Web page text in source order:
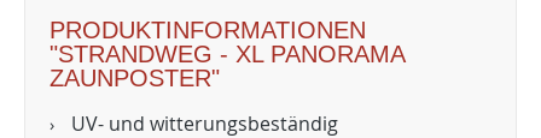
PRODUKTINFORMATIONEN
"STRANDWEG - XL PANORAMA
ZAUNPOSTER"
UV- und witterungsbeständig